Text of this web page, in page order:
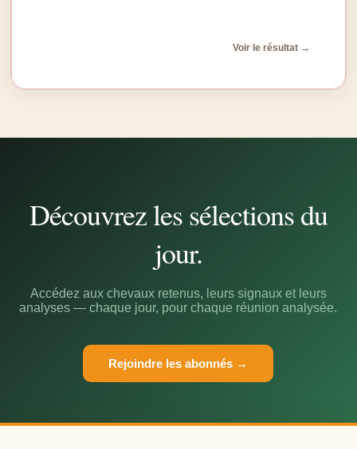
Voir le résultat →
Découvrez les sélections du
jour.
Accédez aux chevaux retenus, leurs signaux et leurs
analyses — chaque jour, pour chaque réunion analysée.
Rejoindre les abonnés →